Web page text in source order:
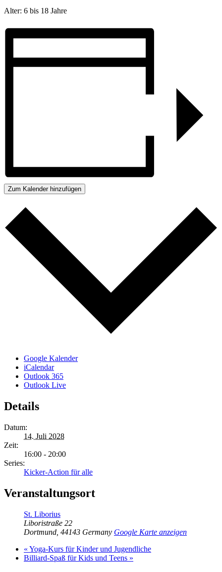
Alter: 6 bis 18 Jahre
Zum Kalender hinzufügen
Google Kalender
iCalendar
Outlook 365
Outlook Live
Details
Datum:
14. Juli 2028
Zeit:
16:00 - 20:00
Series:
Kicker-Action für alle
Veranstaltungsort
St. Liborius
Liboristraße 22
Dortmund 44143 Germany Google Karte anzeigen
« Yoga-Kurs für Kinder und Jugendliche
Billiard-Spaß für Kids und Teens »